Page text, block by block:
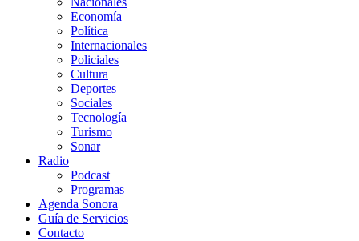
Economía
Política
Internacionales
Policiales
Cultura
Deportes
Sociales
Tecnología
Turismo
Sonar
Radio
Podcast
Programas
Agenda Sonora
Guía de Servicios
Contacto